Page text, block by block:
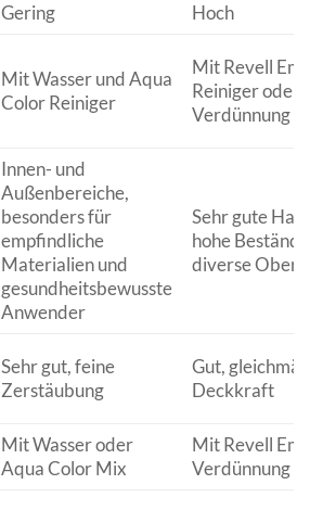
Gering Hoch
Mit Wasser und Aqua
Color Reiniger
Mit Revell
Reiniger oder
Verdünnung
Innen- und
Außenbereiche,
besonders für
empfindliche
Materialien und
gesundheitsbewusste
Anwender
Sehr gute
hohe
diverse
Sehr gut, feine
Zerstäubung
Gut,
Deckkraft
Mit Wasser oder
Aqua Color Mix
Mit Revell
Verdünnung